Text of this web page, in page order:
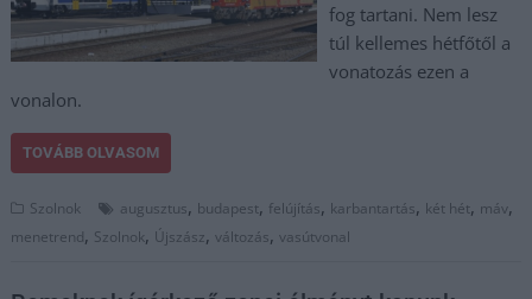
fog tartani. Nem lesz
túl kellemes hétfőtől a
vonatozás ezen a
vonalon.
TOVÁBB OLVASOM
Szolnok augusztus, budapest, felújítás, karbantartás, két hét, máv,
menetrend, Szolnok, Újszász,változás,vasútvonal